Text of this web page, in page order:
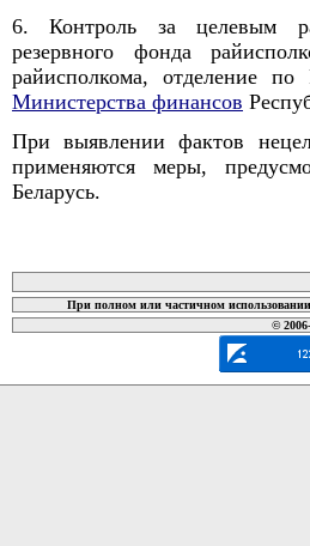
6. Контроль за целевым
резервного фонда
райисполкома, отделение по
Министерства финансов
При выявлении фактов
применяются меры,
Беларусь.
При полном или частичном
©